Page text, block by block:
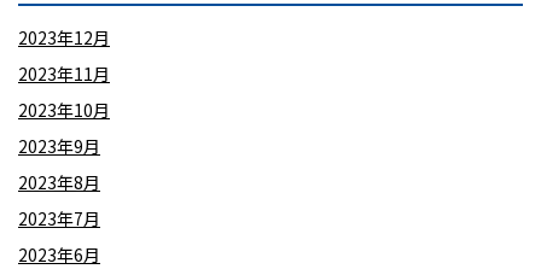
2023年12月
2023年11月
2023年10月
2023年9月
2023年8月
2023年7月
2023年6月